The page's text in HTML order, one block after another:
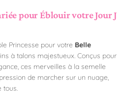
pour Éblouir votre Jour J
Princesse pour votre Belle
à talons majestueux. Conçus pour
ces merveilles à la semelle
de marcher sur un nuage,